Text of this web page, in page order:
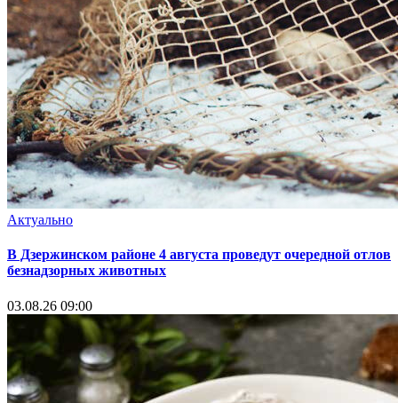
Актуально
В Дзержинском районе 4 августа проведут очередной отлов
безнадзорных животных
03.08.26 09:00